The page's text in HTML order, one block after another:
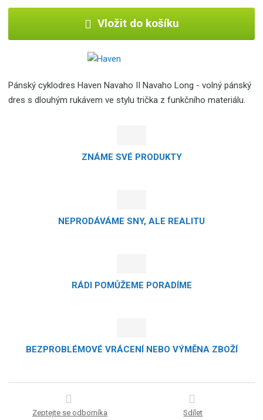
Vložit do košíku
Pánský cyklodres Haven Navaho II Navaho Long - volný pánský
dres s dlouhým rukávem ve stylu trička z funkčního materiálu.
ZNÁME SVÉ PRODUKTY
NEPRODÁVÁME SNY, ALE REALITU
RÁDI POMŮŽEME PORADÍME
BEZPROBLÉMOVÉ VRÁCENÍ NEBO VÝMĚNA ZBOŽÍ
Zeptejte se odborníka Sdílet